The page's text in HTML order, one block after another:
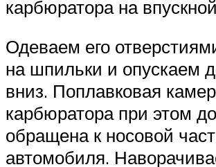
карбюратора на
Одеваем его
на шпильки и опускаем
вниз. Поплавковая
карбюратора при этом
обращена к носовой
автомобиля.